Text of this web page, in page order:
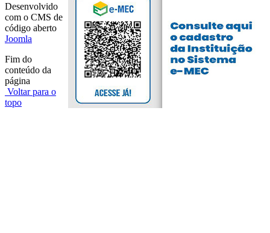
Desenvolvido
com o CMS de
código aberto
Joomla
Fim do
conteúdo da
página
Voltar para o
topo